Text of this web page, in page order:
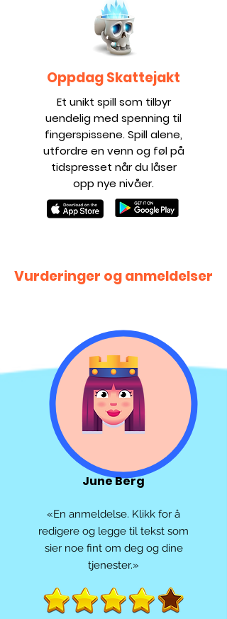
Oppdag Skattejakt
Et unikt spill som tilbyr
uendelig med spenning til
fingerspissene. Spill alene,
utfordre en venn og føl på
tidspresset når du låser
opp nye nivåer.
Vurderinger og anmeldelser
June Berg
«En anmeldelse. Klikk for å
redigere og legge til tekst som
sier noe fint om deg og dine
tjenester.»